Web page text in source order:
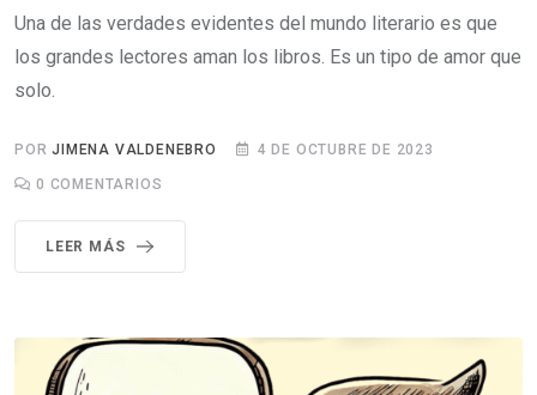
Una de las verdades evidentes del mundo literario es que
los grandes lectores aman los libros. Es un tipo de amor que
solo.
PORJIMENA VALDENEBRO 4 DE OCTUBRE DE 2023
0 COMENTARIOS
LEER MÁS